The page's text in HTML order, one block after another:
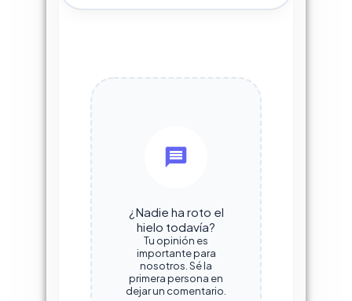
¿Nadie ha roto el
hielo todavía?
Tu opinión es
importante para
nosotros. Sé la
primera persona en
dejar un comentario.